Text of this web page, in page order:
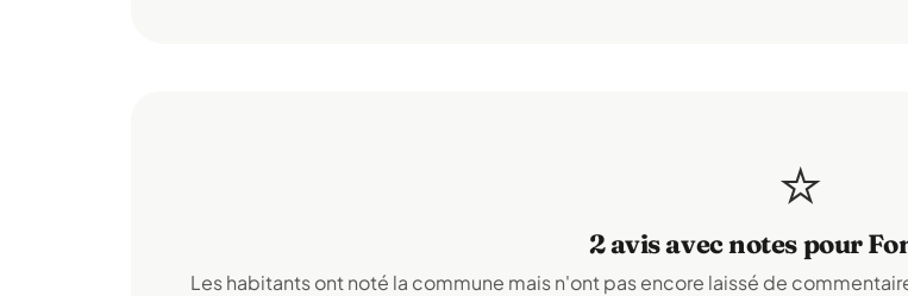
⭐
2 avis avec notes pour
Les habitants ont noté la commune mais n'ont pas encore laissé de